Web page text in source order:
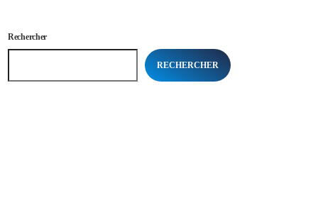
Rechercher
RECHERCHER